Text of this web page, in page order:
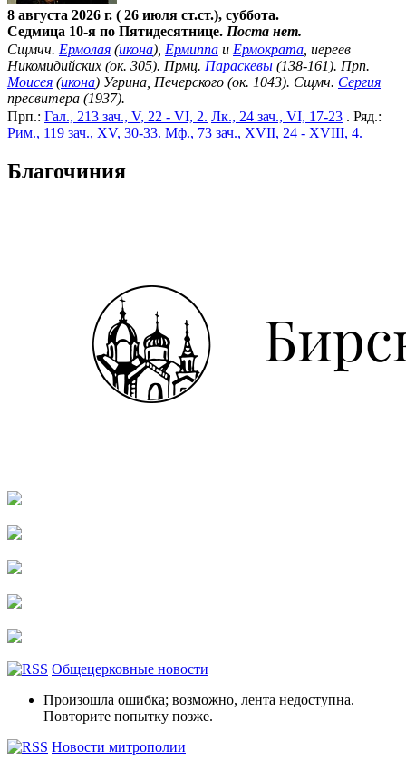
8 августа 2026 г. ( 26 июля ст.ст.), суббота.
Седмица 10-я по Пятидесятнице. Поста нет.
Сщмчч. Ермолая (икона), Ермиппа и Ермократа , иереев
Никомидийских (ок. 305). Прмц. Параскевы (138-161). Прп.
Моисея (икона) Угрина, Печерского (ок. 1043). Сщмч. Сергия
пресвитера (1937).
Прп.: Гал., 213 зач., V, 22 - VI, 2. Лк., 24 зач., VI, 17-23 . Ряд.:
Рим., 119 зач., XV, 30-33. Мф., 73 зач., XVII, 24 - XVIII, 4.
Благочиния
Общецерковные новости
Произошла ошибка; возможно, лента недоступна.
Повторите попытку позже.
Новости митрополии